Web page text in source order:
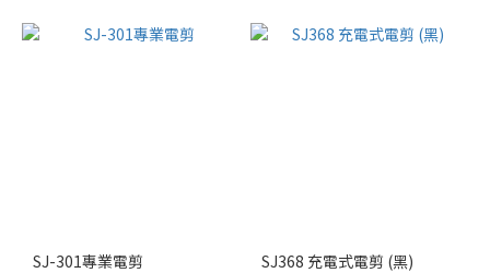
價格
SJ-301專業電剪 SJ368 充電式電剪 (黑)